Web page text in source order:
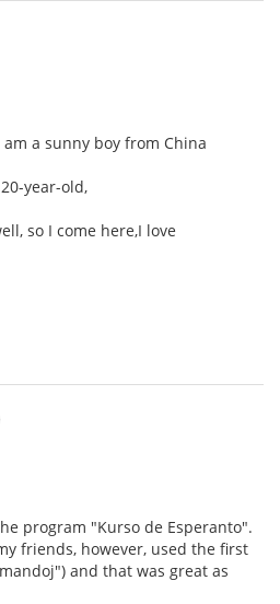
a sunny boy from China
year-old,
so I come here,I love
program "Kurso de Esperanto".
friends, however, used the first
and that was great as